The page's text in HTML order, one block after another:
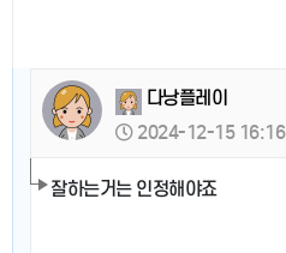
다낭플레이
2024-12-15 16:16
잘하는거는 인정해야죠